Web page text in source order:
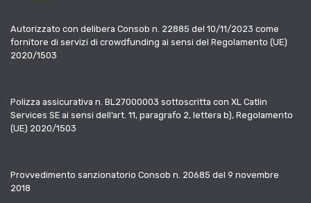
Autorizzato con delibera Consob n. 22885 del 10/11/2023 come
fornitore di servizi di crowdfunding ai sensi del Regolamento (UE)
2020/1503
Polizza assicurativa n. BL27000003 sottoscritta con XL Catlin
Services SE ai sensi dell’art. 11, paragrafo 2, lettera b), Regolamento
(UE) 2020/1503
Provvedimento sanzionatorio Consob n. 20685 del 9 novembre
2018